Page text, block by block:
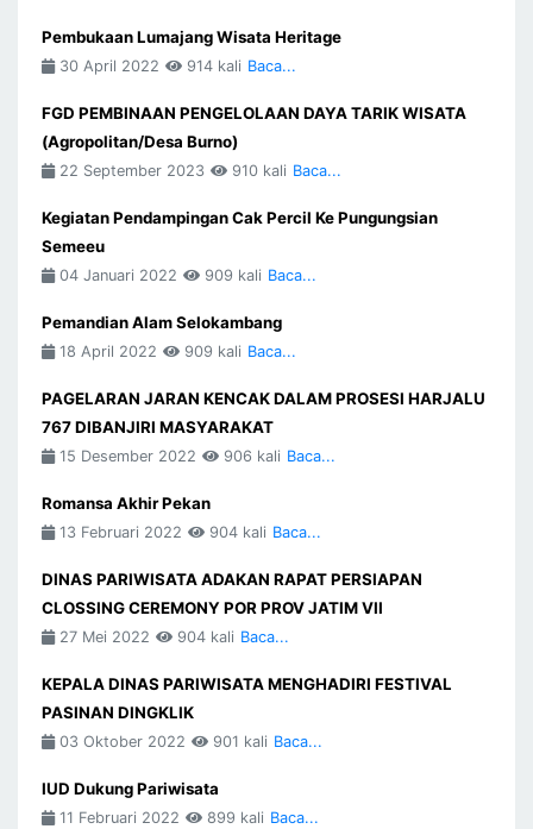
Pembukaan Lumajang Wisata Heritage
30 April 2022 914 kali Baca...
FGD PEMBINAAN PENGELOLAAN DAYA TARIK WISATA
(Agropolitan/Desa Burno)
22 September 2023 910 kali Baca...
Kegiatan Pendampingan Cak Percil Ke Pungungsian
Semeeu
04 Januari 2022 909 kali Baca...
Pemandian Alam Selokambang
18 April 2022 909 kali Baca...
PAGELARAN JARAN KENCAK DALAM PROSESI HARJALU
767 DIBANJIRI MASYARAKAT
15 Desember 2022 906 kali Baca...
Romansa Akhir Pekan
13 Februari 2022 904 kali Baca...
DINAS PARIWISATA ADAKAN RAPAT PERSIAPAN
CLOSSING CEREMONY POR PROV JATIM VII
27 Mei 2022 904 kali Baca...
KEPALA DINAS PARIWISATA MENGHADIRI FESTIVAL
PASINAN DINGKLIK
03 Oktober 2022 901 kali Baca...
IUD Dukung Pariwisata
11 Februari 2022 899 kali Baca...